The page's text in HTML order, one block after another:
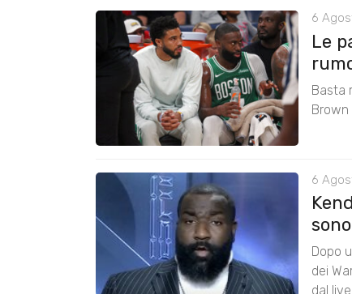
6
Le
Basta
Brown
6
Dopo
dei
dal